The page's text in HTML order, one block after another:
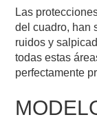
Las
del cuadro, han
ruidos y
todas estas
perfectamente